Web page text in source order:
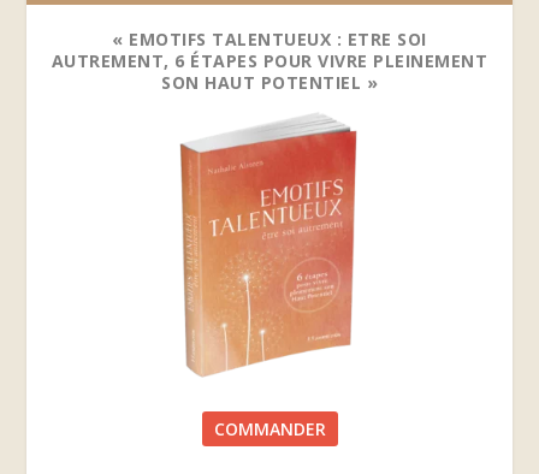
« EMOTIFS TALENTUEUX : ETRE SOI
AUTREMENT, 6 ÉTAPES POUR VIVRE PLEINEMENT
SON HAUT POTENTIEL »
COMMANDER